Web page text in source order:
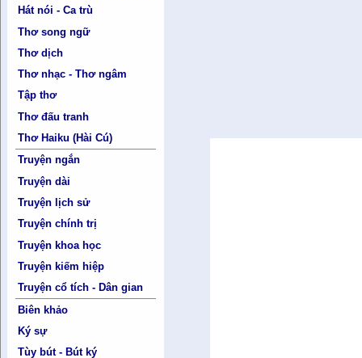
Hát nói - Ca trù
Thơ song ngữ
Thơ dịch
Thơ nhạc - Thơ ngâm
Tập thơ
Thơ đấu tranh
Thơ Haiku (Hài Cú)
Truyện ngắn
Truyện dài
Truyện lịch sử
Truyện chính trị
Truyện khoa học
Truyện kiếm hiệp
Truyện cổ tích - Dân gian
Biên khảo
Ký sự
Tùy bút - Bút ký